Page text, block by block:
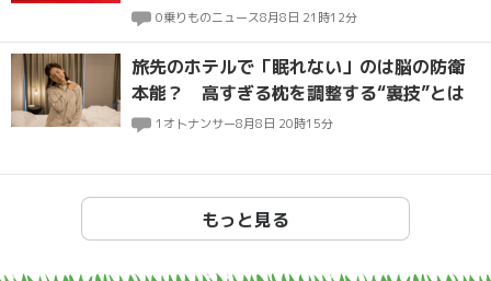
0乗りものニュース8月8日 21時12分
旅先のホテルで「眠れない」のは脳の防衛
本能？ 高すぎる枕を調整する“裏技”とは
1 オトナンサー8月8日 20時15分
もっと見る